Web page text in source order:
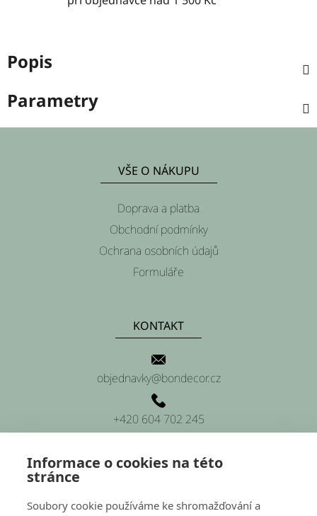
Informace o cookies na této
stránce
Soubory cookie používáme ke shromažďování a
Popis
Parametry
VŠE O NÁKUPU
Doprava a platba
Obchodní podmínky
Ochrana osobních údajů
Formuláře
KONTAKT
objednavky@bondecor.cz
+420 604 702 245